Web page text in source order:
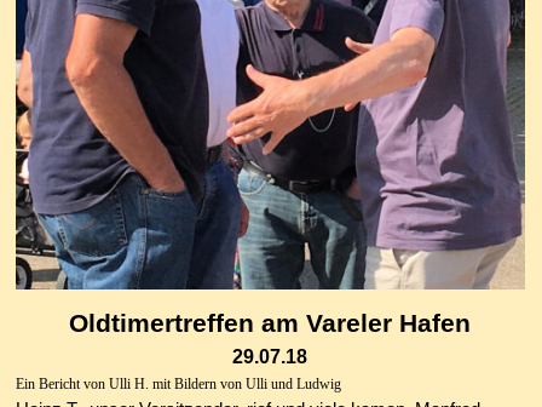
Oldtimertreffen am Vareler Hafen
29.07.18
Ein Bericht von Ulli H. mit Bildern von Ulli und Ludwig